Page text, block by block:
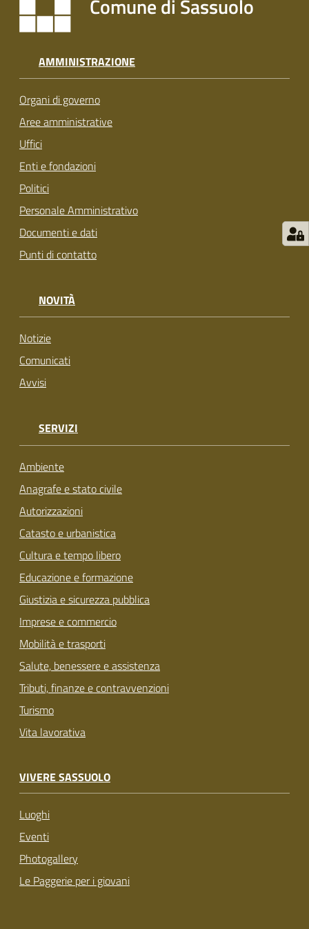
t
s
u
o
Tutti
gli
argomenti...
Seguici
su
Comune di Sassuolo
AMMINISTRAZIONE
Organi di governo
Aree amministrative
Uffici
Enti e fondazioni
Politici
Personale Amministrativo
Documenti e dati
Punti di contatto
NOVITÀ
Notizie
Comunicati
Avvisi
SERVIZI
Ambiente
Anagrafe e stato civile
Autorizzazioni
Catasto e urbanistica
Cultura e tempo libero
Educazione e formazione
Giustizia e sicurezza pubblica
Imprese e commercio
Mobilità e trasporti
Salute, benessere e assistenza
Tributi, finanze e contravvenzioni
Turismo
Vita lavorativa
VIVERE SASSUOLO
Luoghi
Eventi
Photogallery
Le Paggerie per i giovani